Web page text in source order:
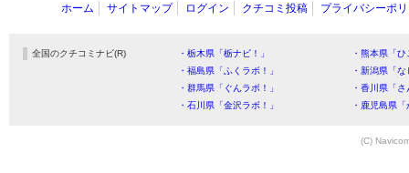
ホーム サイトマップ ログイン クチコミ投稿 プライバシーポ
全国のクチコミナビ(R) ・栃木県「栃ナビ！」
・熊本県「
・福島県「ふくラボ！」
・新潟県「
・群馬県「ぐんラボ！」
・香川県「
・石川県「金沢ラボ！」
・鹿児島県
(C)